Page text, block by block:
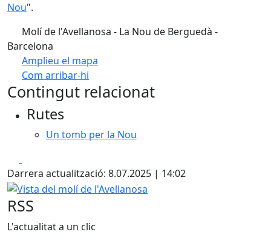
Nou".
Molí de l'Avellanosa - La Nou de Berguedà -
Barcelona
Amplieu el mapa
Com arribar-hi
+
Contingut relacionat
Rutes
Un tomb per la Nou
Darrera actualització: 8.07.2025 | 14:02
Vista del molí de l'Avellanosa
RSS
L'actualitat a un clic